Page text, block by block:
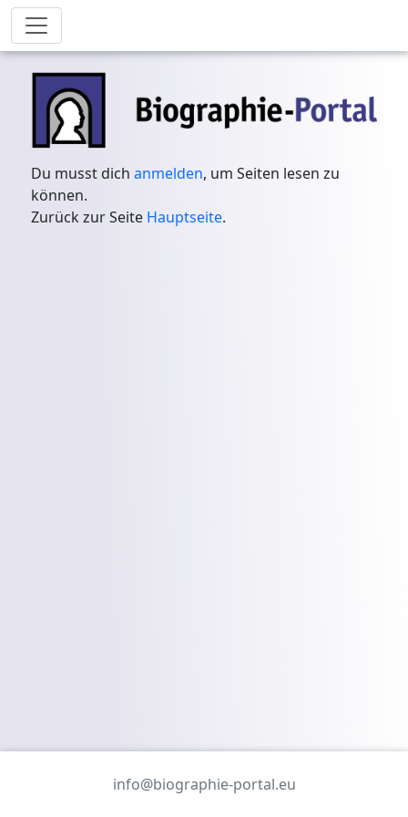
Du musst dichanmelden, um Seiten lesen zu
können.
Zurück zur Seite Hauptseite.
info@biographie-portal.eu